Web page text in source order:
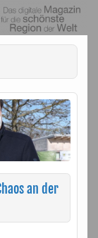
an der